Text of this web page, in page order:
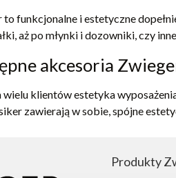
funkcjonalne i estetyczne
aż po młynki i dozowniki, czy
akcesoria
wielu klientów estetyka
zawierają w sobie, spójne
Produkty